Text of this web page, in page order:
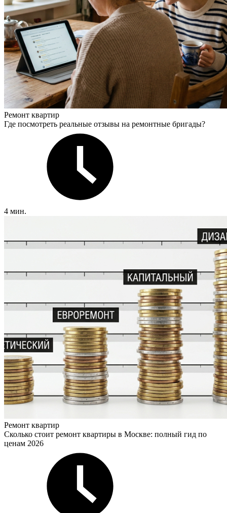
Ремонт квартир
Где посмотреть реальные отзывы на ремонтные бригады?
4 мин.
Ремонт квартир
Сколько стоит ремонт квартиры в Москве: полный гид по
ценам 2026